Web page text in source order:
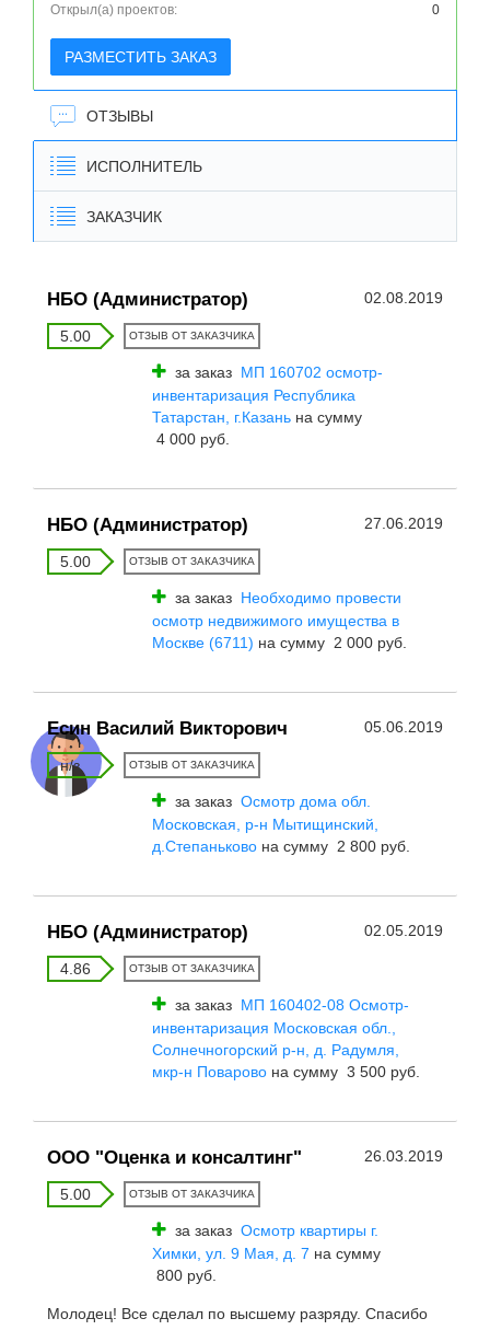
Открыл(а) проектов:
0
РАЗМЕСТИТЬ ЗАКАЗ
ОТЗЫВЫ
ИСПОЛНИТЕЛЬ
ЗАКАЗЧИК
НБО (Администратор) 02.08.2019
5.00 ОТЗЫВ ОТ ЗАКАЗЧИКА
за заказ МП 160702 осмотр-
инвентаризация Республика
Татарстан, г.Казань на сумму
4 000 руб.
НБО (Администратор) 27.06.2019
5.00 ОТЗЫВ ОТ ЗАКАЗЧИКА
за заказ Необходимо провести
осмотр недвижимого имущества в
Москве (6711) на сумму 2 000 руб.
Есин Василий Викторович 05.06.2019
н/з ОТЗЫВ ОТ ЗАКАЗЧИКА
за заказ Осмотр дома обл.
Московская, р-н Мытищинский,
д.Степаньково на сумму 2 800 руб.
НБО (Администратор) 02.05.2019
4.86 ОТЗЫВ ОТ ЗАКАЗЧИКА
за заказ МП 160402-08 Осмотр-
инвентаризация Московская обл.,
Солнечногорский р-н, д. Радумля,
мкр-н Поварово на сумму 3 500 руб.
ООО "Оценка и консалтинг" 26.03.2019
5.00 ОТЗЫВ ОТ ЗАКАЗЧИКА
за заказ Осмотр квартиры г.
Химки, ул. 9 Мая, д. 7 на сумму
800 руб.
Молодец! Все сделал по высшему разряду. Спасибо